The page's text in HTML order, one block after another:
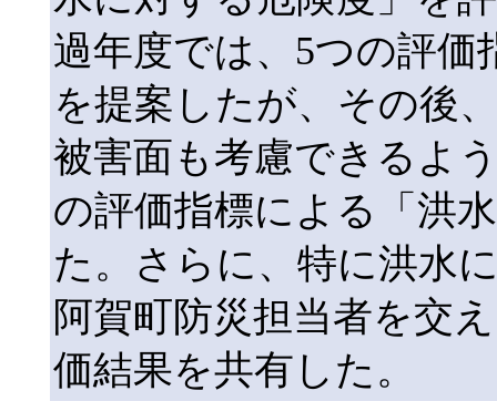
過年度では、5つの評
を提案したが、その後
被害面も考慮できるよ
の評価指標による「洪
た。さらに、特に洪水
阿賀町防災担当者を交
価結果を共有した。